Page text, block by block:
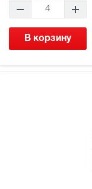
4
В корзину